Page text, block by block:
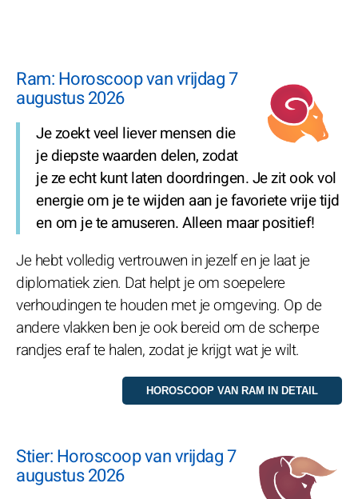
Ram: Horoscoop van vrijdag 7
augustus 2026
Je zoekt veel liever mensen die
je diepste waarden delen, zodat
je ze echt kunt laten doordringen. Je zit ook vol
energie om je te wijden aan je favoriete vrije tijd
en om je te amuseren. Alleen maar positief!
Je hebt volledig vertrouwen in jezelf en je laat je
diplomatiek zien. Dat helpt je om soepelere
verhoudingen te houden met je omgeving. Op de
andere vlakken ben je ook bereid om de scherpe
randjes eraf te halen, zodat je krijgt wat je wilt.
Stier: Horoscoop van vrijdag 7
augustus 2026